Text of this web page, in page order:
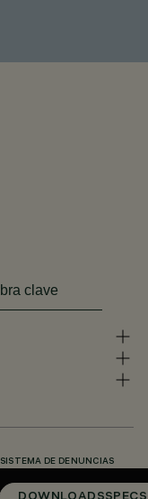
SISTEMA DE DENUNCIAS